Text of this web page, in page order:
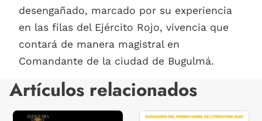
desengañado, marcado por su experiencia
en las filas del Ejército Rojo, vivencia que
contará de manera magistral en
Comandante de la ciudad de Bugulmá.
Artículos relacionados